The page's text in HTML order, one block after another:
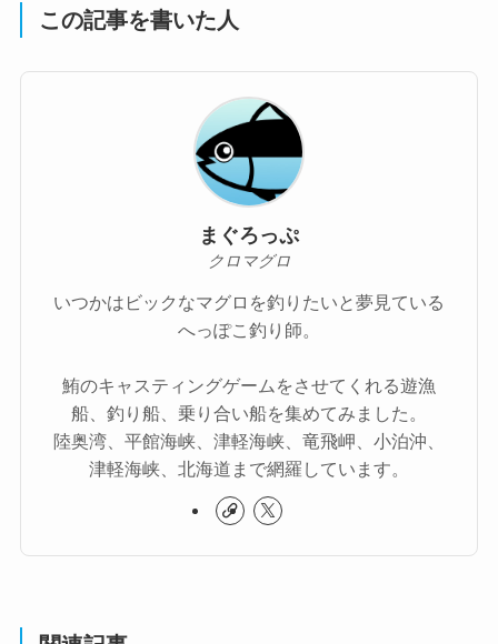
この記事を書いた人
まぐろっぷ
クロマグロ
いつかはビックなマグロを釣りたいと夢見ている
へっぽこ釣り師。
鮪のキャスティングゲームをさせてくれる遊漁
船、釣り船、乗り合い船を集めてみました。
陸奥湾、平館海峡、津軽海峡、竜飛岬、小泊沖、
津軽海峡、北海道まで網羅しています。